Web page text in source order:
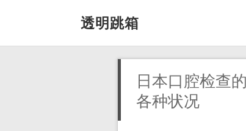
透明跳箱
日本口腔检查
各种状况